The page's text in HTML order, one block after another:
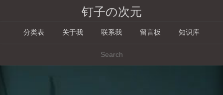
钉子の次元
分类表 关于我 联系我 留言板 知识库